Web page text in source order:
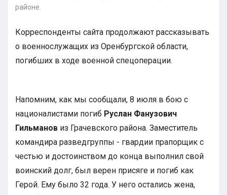
районе.
Корреспонденты сайта продолжают рассказывать
о военнослужащих из Оренбургской области,
погибших в ходе военной спецоперации.
Напомним, как мы сообщали, 8 июля в бою с
националистами погиб Руслан Фанузович
Гильманов из Грачевского района. Заместитель
командира разведгруппы - гвардии прапорщик с
честью и достоинством до конца выполнил свой
воинский долг, был верен присяге и погиб как
Герой. Ему было 32 года. У него остались жена,